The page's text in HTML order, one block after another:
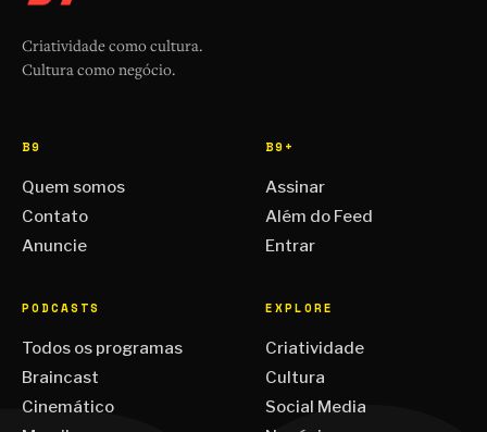
Criatividade como cultura.
Cultura como negócio.
B9
Quem somos
Contato
Anuncie
B9+
Assinar
Além do Feed
Entrar
PODCASTS
Todos os programas
Braincast
Cinemático
EXPLORE
Criatividade
Cultura
Social Media